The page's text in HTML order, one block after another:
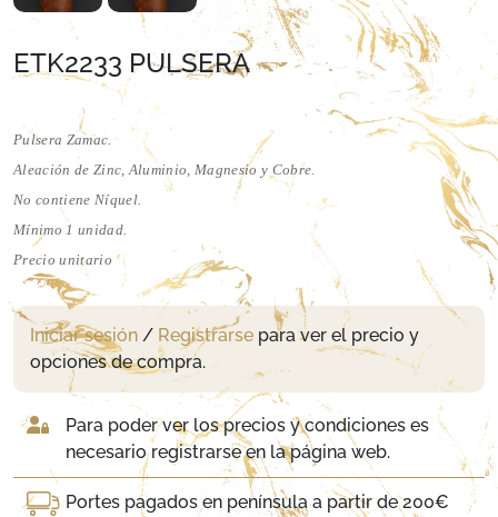
ETK2233 PULSERA
Pulsera Zamac.
Aleación de Zinc, Aluminio, Magnesio y Cobre.
No contiene Níquel.
Mínimo 1 unidad.
Precio unitario
Iniciar sesión / Registrarse para ver el precio y
opciones de compra.
Para poder ver los precios y condiciones es
necesario registrarse en la página web.
Portes pagados en península a partir de 200€